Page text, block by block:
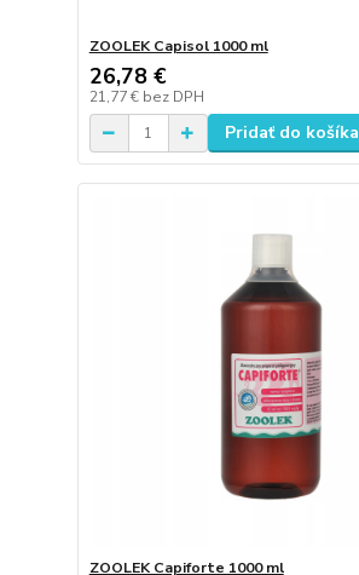
ZOOLEK Capisol 1000 ml
26,78 €
21,77 € bez DPH
Pridať do košíka
ZOOLEK Capiforte 1000 ml